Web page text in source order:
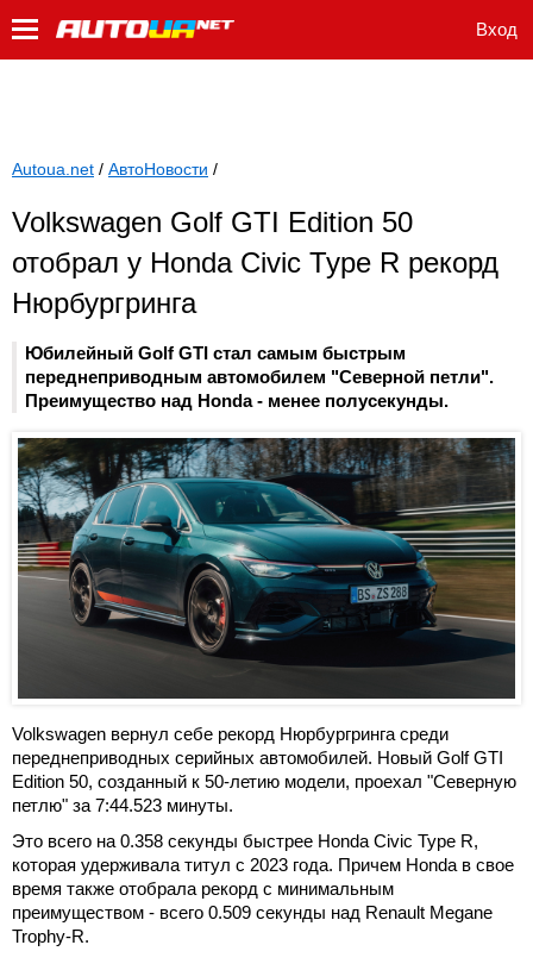
Вход
Autoua.net / АвтоНовости /
Volkswagen Golf GTI Edition 50
отобрал у Honda Civic Type R рекорд
Нюрбургринга
Юбилейный Golf GTI стал самым быстрым
переднеприводным автомобилем "Северной петли".
Преимущество над Honda - менее полусекунды.
Volkswagen вернул себе рекорд Нюрбургринга среди
переднеприводных серийных автомобилей. Новый Golf GTI
Edition 50, созданный к 50-летию модели, проехал "Северную
петлю" за 7:44.523 минуты.
Это всего на 0.358 секунды быстрее Honda Civic Type R,
которая удерживала титул с 2023 года. Причем Honda в свое
время также отобрала рекорд с минимальным
преимуществом - всего 0.509 секунды над Renault Megane
Trophy-R.